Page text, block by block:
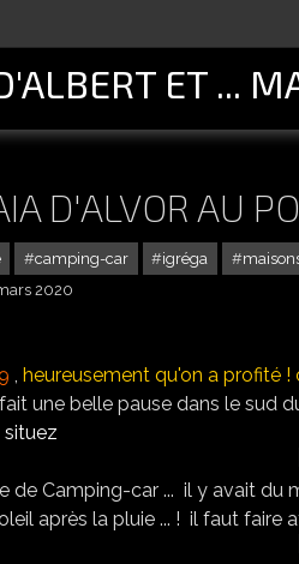
ET ...
D'ALVOR AU
camping-car igréga
2020
, heureusement qu'on a profité !
une belle pause dans le sud
situez
de Camping-car ... il y avait du
après la pluie ... ! il faut faire